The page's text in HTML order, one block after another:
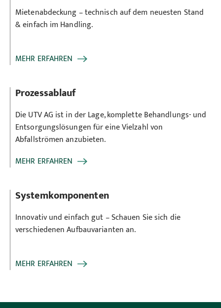
Mietenabdeckung – technisch auf dem neuesten Stand
& einfach im Handling.
MEHR ERFAHREN
Prozessablauf
Die UTV AG ist in der Lage, komplette Behandlungs- und
Entsorgungslösungen für eine Vielzahl von
Abfallströmen anzubieten.
MEHR ERFAHREN
Systemkomponenten
Innovativ und einfach gut – Schauen Sie sich die
verschiedenen Aufbauvarianten an.
MEHR ERFAHREN